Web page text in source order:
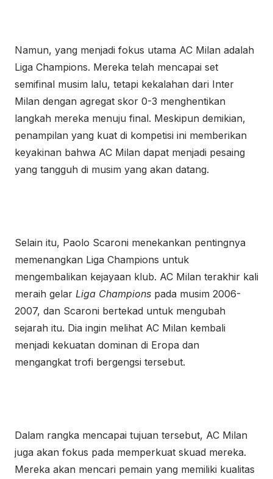
Namun, yang menjadi fokus utama AC Milan adalah
Liga Champions. Mereka telah mencapai set
semifinal musim lalu, tetapi kekalahan dari Inter
Milan dengan agregat skor 0-3 menghentikan
langkah mereka menuju final. Meskipun demikian,
penampilan yang kuat di kompetisi ini memberikan
keyakinan bahwa AC Milan dapat menjadi pesaing
yang tangguh di musim yang akan datang.
Selain itu, Paolo Scaroni menekankan pentingnya
memenangkan Liga Champions untuk
mengembalikan kejayaan klub. AC Milan terakhir kali
meraih gelar Liga Champions pada musim 2006-
2007, dan Scaroni bertekad untuk mengubah
sejarah itu. Dia ingin melihat AC Milan kembali
menjadi kekuatan dominan di Eropa dan
mengangkat trofi bergengsi tersebut.
Dalam rangka mencapai tujuan tersebut, AC Milan
juga akan fokus pada memperkuat skuad mereka.
Mereka akan mencari pemain yang memiliki kualitas